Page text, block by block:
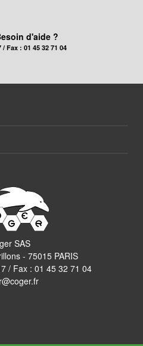
d'aide ?
/ Fax : 01 45 32 71 04
SAS
- 75015 PARIS
/ Fax : 01 45 32 71 04